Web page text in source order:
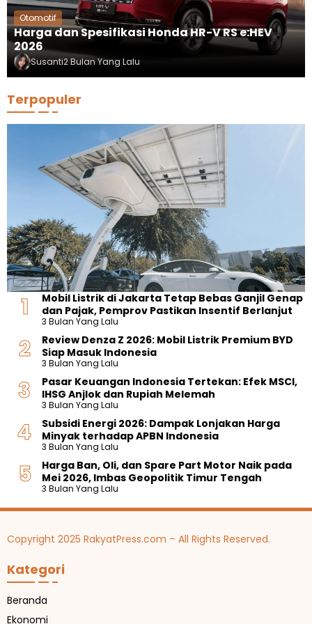
Otomotif
Harga dan Spesifikasi Honda HR-V RS e:HEV
2026
Susanti2 Bulan Yang Lalu
Terpopuler
Mobil Listrik di Jakarta Tetap Bebas Ganjil Genap
dan Pajak, Pemprov Pastikan Insentif Berlanjut
3 Bulan Yang Lalu
Review Denza Z 2026: Mobil Listrik Premium BYD
Siap Masuk Indonesia
3 Bulan Yang Lalu
Pasar Keuangan Indonesia Tertekan: Efek MSCI,
IHSG Anjlok dan Rupiah Melemah
3 Bulan Yang Lalu
Subsidi Energi 2026: Dampak Lonjakan Harga
Minyak terhadap APBN Indonesia
3 Bulan Yang Lalu
Harga Ban, Oli, dan Spare Part Motor Naik pada
Mei 2026, Imbas Geopolitik Timur Tengah
3 Bulan Yang Lalu
Copyright 2025 RakyatPress.com – All Rights Reserved.
Kategori
Beranda
Ekonomi